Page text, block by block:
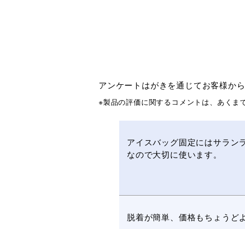
アンケートはがきを通じてお客様か
※製品の評価に関するコメントは、あくま
アイスバッグ固定にはサラン
なので大切に使います。
脱着が簡単、価格もちょうど